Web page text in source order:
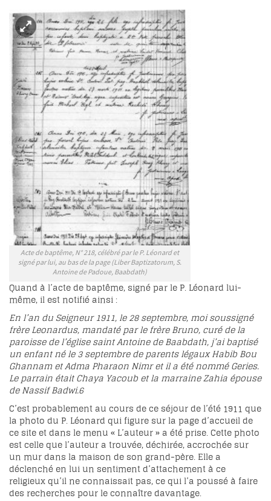
Acte de baptême, N° 218, célébré par le P. Léonard et
signé par lui, au bas de la page (Liber Baptizatorum, S.
Antoine de Padoue, Baabdath)
Quand à l’acte de baptême, signé par le P. Léonard lui-
même, il est notifié ainsi :
En l’an du Seigneur 1911, le 28 septembre, moi soussigné
frère Leonardus, mandaté par le frère Bruno, curé de la
paroisse de l’église saint Antoine de Baabdath, j’ai baptisé
un enfant né le 3 septembre de parents légaux Habib Bou
Ghannam et Adma Pharaon Nimr et il a été nommé Geries.
Le parrain était Chaya Yacoub et la marraine Zahia épouse
de Nassif Badwi.6
C’est probablement au cours de ce séjour de l’été 1911 que
la photo du P. Léonard qui figure sur la page d’accueil de
ce site et dans le menu « L’auteur » a été prise. Cette photo
est celle que l’auteur a trouvée, déchirée, accrochée sur
un mur dans la maison de son grand-père. Elle a
déclenché en lui un sentiment d’attachement à ce
religieux qu’il ne connaissait pas, ce qui l’a poussé à faire
des recherches pour le connaître davantage.